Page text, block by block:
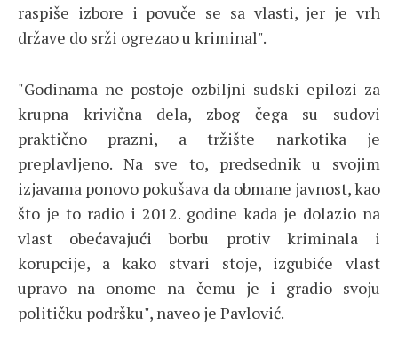
raspiše izbore i povuče se sa vlasti, jer je vrh
države do srži ogrezao u kriminal".
"Godinama ne postoje ozbiljni sudski epilozi za
krupna krivična dela, zbog čega su sudovi
praktično prazni, a tržište narkotika je
preplavljeno. Na sve to, predsednik u svojim
izjavama ponovo pokušava da obmane javnost, kao
što je to radio i 2012. godine kada je dolazio na
vlast obećavajući borbu protiv kriminala i
korupcije, a kako stvari stoje, izgubiće vlast
upravo na onome na čemu je i gradio svoju
političku podršku", naveo je Pavlović.